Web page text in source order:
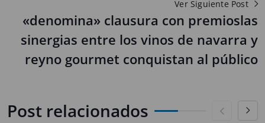
Ver Siguiente Post
«denomina» clausura con premioslas
sinergias entre los vinos de navarra y
reyno gourmet conquistan al público
Post relacionados